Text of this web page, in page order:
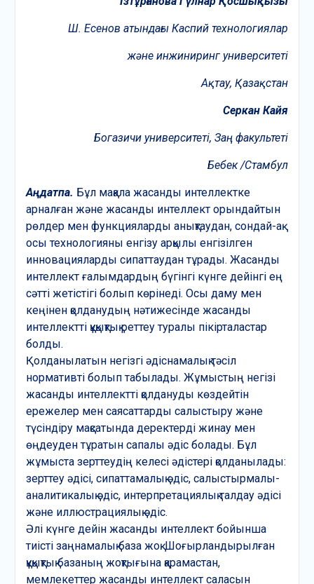
Ш. Есенов атындағы Каспий технологиялар
және инжиниринг университеті
Ақтау, Қазақстан
Серкан Кайя
Богазичи университеті, Заң факультеті
Бебек /Стамбул
Аңдатпа. Бұл мақала жасанды интеллектке
арналған және жасанды интеллект орындайтын
рөлдер мен функцияларды анықтаудан, сондай-ақ
осы технологияны енгізу арқылы енгізілген
инновацияларды сипаттаудан тұрады. Жасанды
интеллект ғалымдардың бүгінгі күнге дейінгі ең
сәтті жетістігі болып көрінеді. Осы даму мен
кеңінен қолданудың нәтижесінде жасанды
интеллектті құқықтық реттеу туралы пікірталастар
болды.
Қолданылатын негізгі әдіснамалық тәсіл
нормативті болып табылады. Жұмыстың негізі
жасанды интеллектті қолдануды көздейтін
ережелер мен саясаттарды салыстыру және
түсіндіру мақсатында деректерді жинау мен
өңдеуден тұратын сапалы әдіс болады. Бұл
жұмыста зерттеудің келесі әдістері қолданылады:
зерттеу әдісі, сипаттамалық әдіс, салыстырмалы-
аналитикалық әдіс, интерпретациялық талдау әдісі
және иллюстрациялық әдіс.
Әлі күнге дейін жасанды интеллект бойынша
тиісті заңнамалық база жоқ. Шоғырландырылған
құқықтық базаның жоқтығына қарамастан,
мемлекеттер жасанды интеллект саласын